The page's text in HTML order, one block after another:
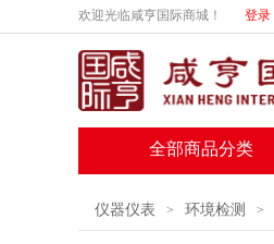
欢迎光临咸亨国际商城！ 登录
全部商品分类
仪器仪表 > 环境检测 >